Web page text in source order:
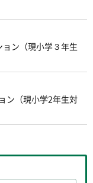
ン（現小学３年生
ン（現小学2年生対